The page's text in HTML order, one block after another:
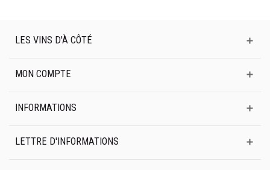
LES VINS D'À CÔTÉ
MON COMPTE
INFORMATIONS
LETTRE D'INFORMATIONS